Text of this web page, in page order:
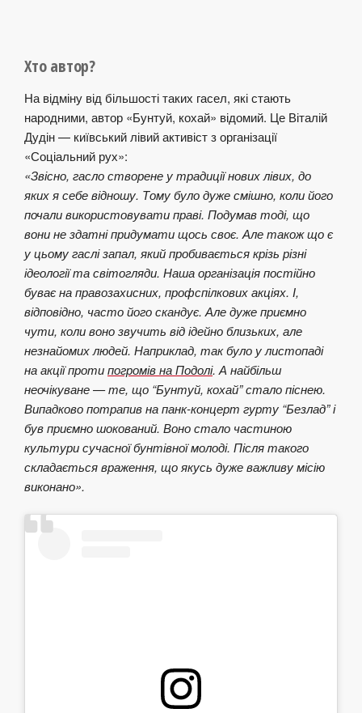
Хто автор?
На відміну від більшості таких гасел, які стають
народними, автор «Бунтуй, кохай» відомий. Це Віталій
Дудін — київський лівий активіст з організації
«Соціальний рух»:
«Звісно, гасло створене у традиції нових лівих, до
яких я себе відношу. Тому було дуже смішно, коли його
почали використовувати праві. Подумав тоді, що
вони не здатні придумати щось своє. Але також що є
у цьому гаслі запал, який пробивається крізь різні
ідеології та світогляди. Наша організація постійно
буває на правозахисних, профспілкових акціях. І,
відповідно, часто його скандує. Але дуже приємно
чути, коли воно звучить від ідейно близьких, але
незнайомих людей. Наприклад, так було у листопаді
на акції протипогромів на Подолі. А найбільш
неочікуване — те, що “Бунтуй, кохай” стало піснею.
Випадково потрапив на панк-концерт гурту “Безлад” і
був приємно шокований. Воно стало частиною
культури сучасної бунтівної молоді. Після такого
складається враження, що якусь дуже важливу місію
виконано».